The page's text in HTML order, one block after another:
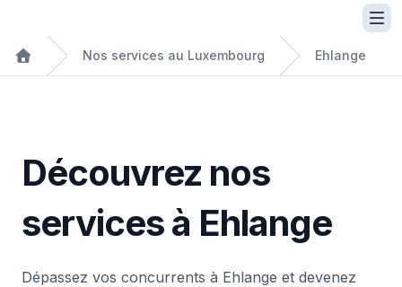
Nos services au Luxembourg Ehlange
Découvrez nos
services à Ehlange
Dépassez vos concurrents à Ehlange et devenez